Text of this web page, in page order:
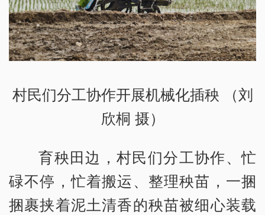
村民们分工协作开展机械化插秧 （刘
欣桐 摄）
育秧田边，村民们分工协作、忙
碌不停，忙着搬运、整理秧苗，一捆
捆裹挟着泥土清香的秧苗被细心装载